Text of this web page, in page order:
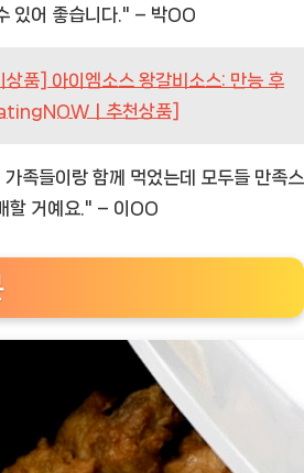
있어 좋습니다." – 박OO
상품] 아이엠소스 왕갈비소스: 만능 후
ㅣ추천상품]
족들이랑 함께 먹었는데 모두들 만족스
할 거예요." – 이OO